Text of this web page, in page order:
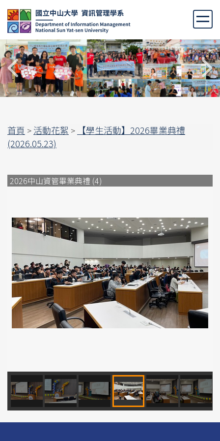
跳
到
主
要
內
容
區
首頁 > 活動花絮 >
【學生活動】2026畢業典禮
(2026.05.23)
2026中山資管畢業典禮 (4)